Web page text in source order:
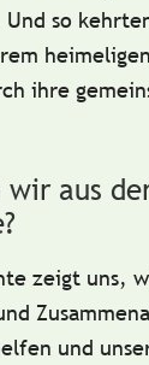
so
ihre
wir aus
zeigt uns,
und